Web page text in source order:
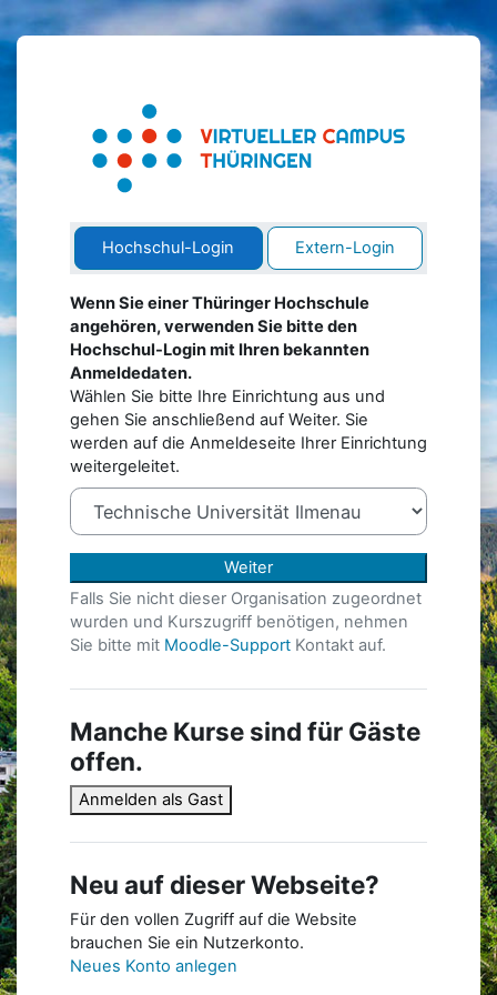
Zum Hauptinhalt
Anmelden
Kontoerstellung abbrechen
Hochschul-Login Extern-Login
Wenn Sie einer Thüringer Hochschule
angehören, verwenden Sie bitte den
Hochschul-Login mit Ihren bekannten
Anmeldedaten.
Wählen Sie bitte Ihre Einrichtung aus und
gehen Sie anschließend auf Weiter. Sie
werden auf die Anmeldeseite Ihrer Einrichtung
weitergeleitet.
Weiter
Falls Sie nicht dieser Organisation zugeordnet
wurden und Kurszugriff benötigen, nehmen
Sie bitte mit Moodle-Support Kontakt auf.
Neu auf dieser Webseite?
Für den vollen Zugriff auf die Website
brauchen Sie ein Nutzerkonto.
Neues Konto anlegen
Manche Kurse sind für Gäste
offen.
Anmelden als Gast